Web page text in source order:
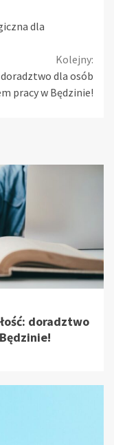
dla
Kolejny:
dla osób
pracy w Będzinie!
doradztwo